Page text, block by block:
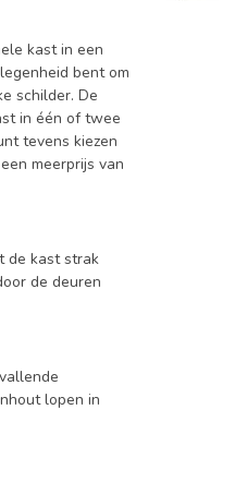
kast in een
bent om
schilder. De
in één of twee
tevens kiezen
meerprijs van
de kast strak
de deuren
lopen in